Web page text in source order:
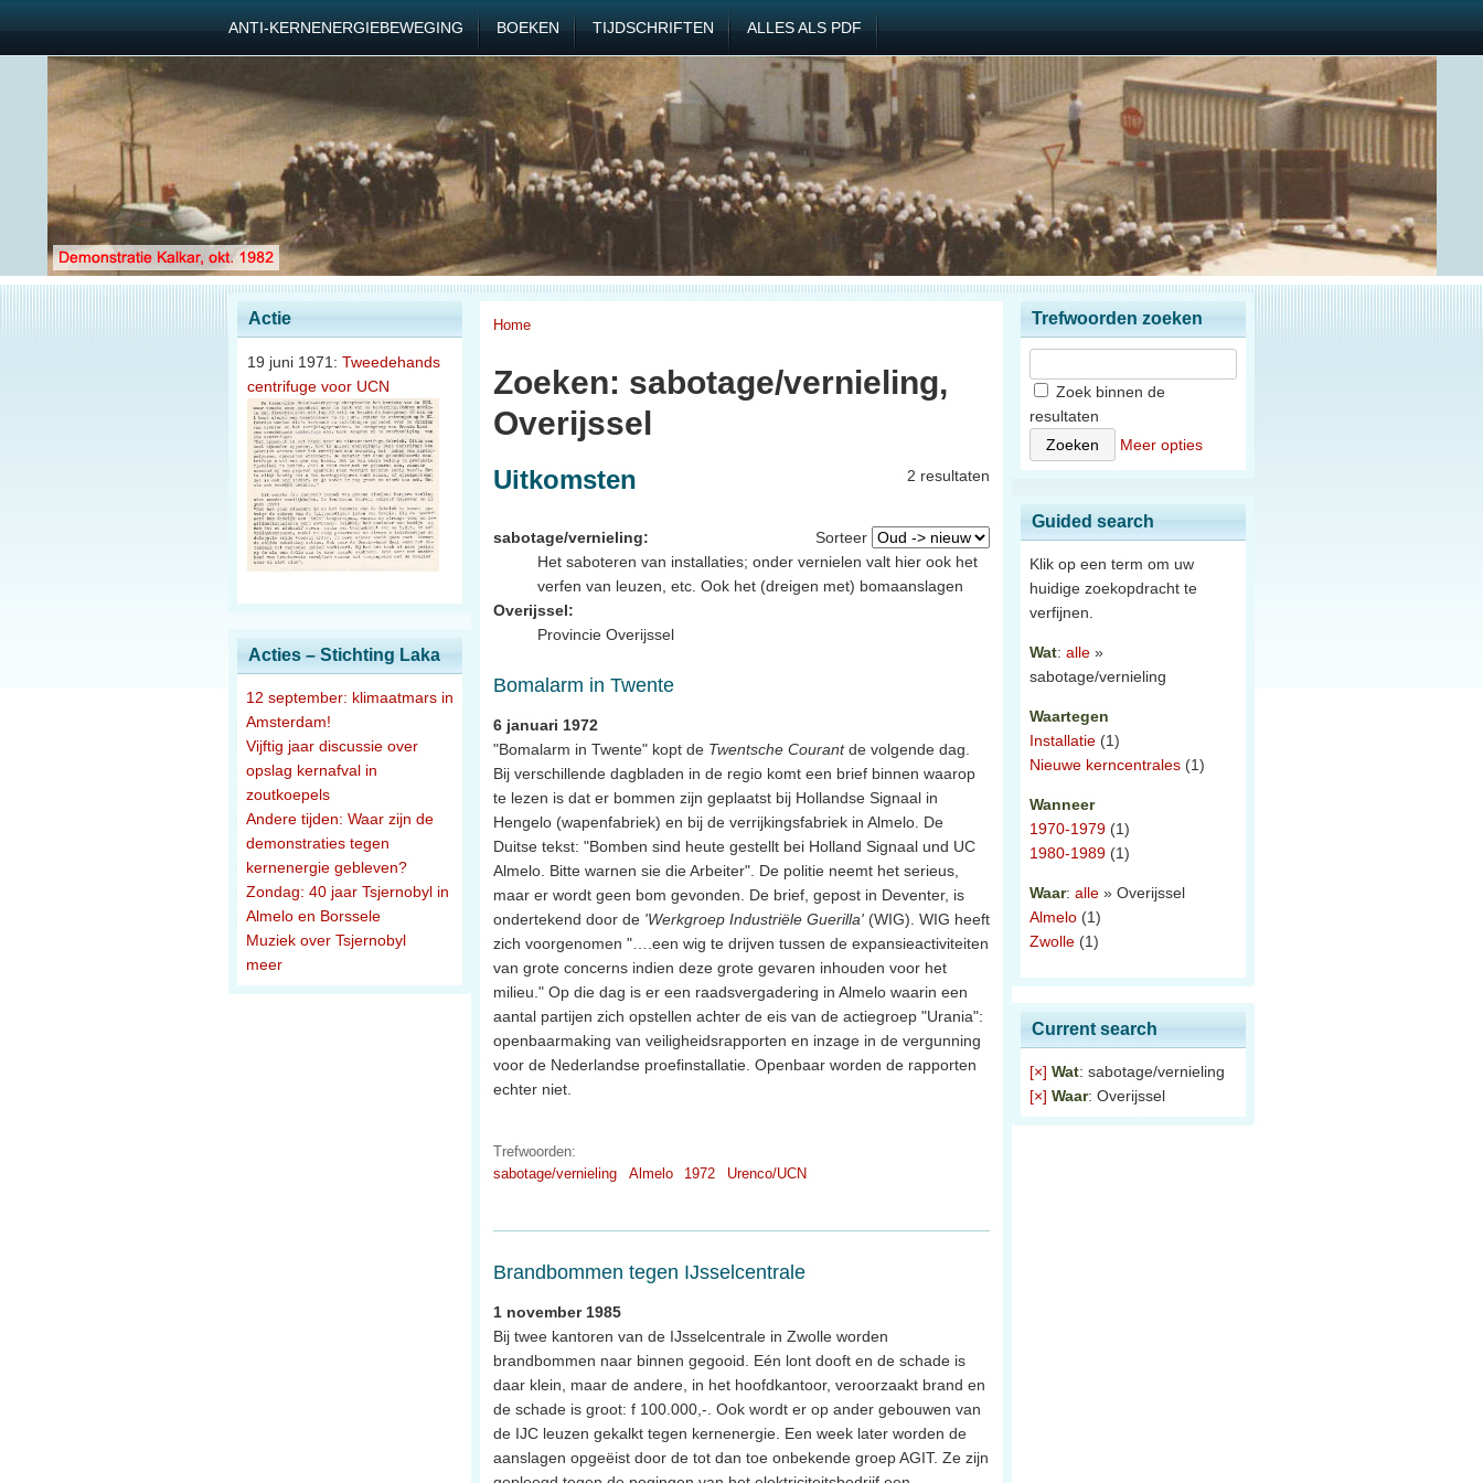
ANTI-KERNENERGIEBEWEGING BOEKEN TIJDSCHRIFTEN ALLES ALS PDF
Actie
19 juni 1971: Tweedehands
centrifuge voor UCN
Acties – Stichting Laka
12 september: klimaatmars in
Amsterdam!
Vijftig jaar discussie over
opslag kernafval in
zoutkoepels
Andere tijden: Waar zijn de
demonstraties tegen
kernenergie gebleven?
Zondag: 40 jaar Tsjernobyl in
Almelo en Borssele
Muziek over Tsjernobyl
meer
Home
Zoeken: sabotage/vernieling,
Overijssel
2 resultaten
Uitkomsten
Sorteer
sabotage/vernieling:
Het saboteren van installaties; onder vernielen valt hier ook het
verfen van leuzen, etc. Ook het (dreigen met) bomaanslagen
Overijssel:
Provincie Overijssel
Bomalarm in Twente
6 januari 1972
"Bomalarm in Twente" kopt de Twentsche Courantde volgende dag.
Bij verschillende dagbladen in de regio komt een brief binnen waarop
te lezen is dat er bommen zijn geplaatst bij Hollandse Signaal in
Hengelo (wapenfabriek) en bij de verrijkingsfabriek in Almelo. De
Duitse tekst: "Bomben sind heute gestellt bei Holland Signaal und UC
Almelo. Bitte warnen sie die Arbeiter". De politie neemt het serieus,
maar er wordt geen bom gevonden. De brief, gepost in Deventer, is
ondertekend door de 'Werkgroep Industriële Guerilla' (WIG). WIG heeft
zich voorgenomen "….een wig te drijven tussen de expansieactiviteiten
van grote concerns indien deze grote gevaren inhouden voor het
milieu." Op die dag is er een raadsvergadering in Almelo waarin een
aantal partijen zich opstellen achter de eis van de actiegroep "Urania":
openbaarmaking van veiligheidsrapporten en inzage in de vergunning
voor de Nederlandse proefinstallatie. Openbaar worden de rapporten
echter niet.
Trefwoorden:
sabotage/vernieling
Almelo 1972 Urenco/UCN
Brandbommen tegen IJsselcentrale
1 november 1985
Bij twee kantoren van de IJsselcentrale in Zwolle worden
brandbommen naar binnen gegooid. Eén lont dooft en de schade is
daar klein, maar de andere, in het hoofdkantoor, veroorzaakt brand en
de schade is groot: f 100.000,-. Ook wordt er op ander gebouwen van
de IJC leuzen gekalkt tegen kernenergie. Een week later worden de
aanslagen opgeëist door de tot dan toe onbekende groep AGIT. Ze zijn
Trefwoorden zoeken
Zoek binnen de
resultaten
Meer opties
Guided search
Klik op een term om uw
huidige zoekopdracht te
verfijnen.
Wat: alle »
sabotage/vernieling
Waartegen
Installatie (1)
Nieuwe kerncentrales (1)
Wanneer
1970-1979 (1)
1980-1989 (1)
Waar: alle » Overijssel
Almelo (1)
Zwolle (1)
Current search
[×] Wat: sabotage/vernieling
[×] Waar: Overijssel